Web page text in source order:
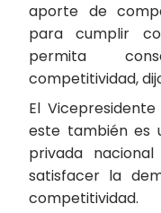
aporte de
para cumplir
permita
competitividad,
El
este también es
privada
satisfacer la